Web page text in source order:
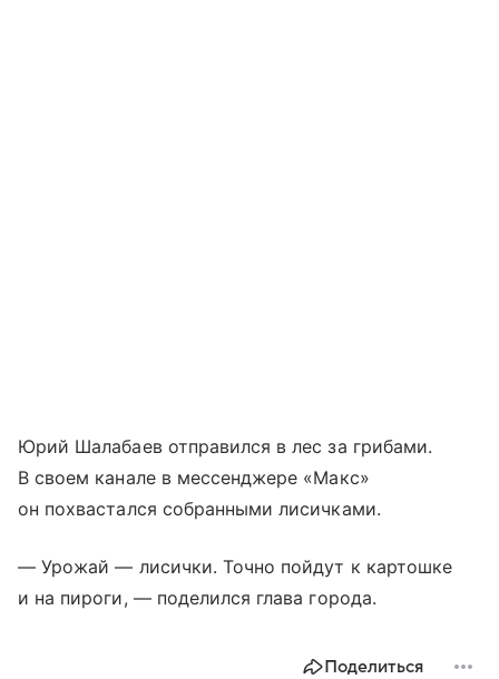
Юрий Шалабаев отправился в лес за грибами.
В своем канале в мессенджере «Макс»
он похвастался собранными лисичками.
— Урожай — лисички. Точно пойдут к картошке
и на пироги, — поделился глава города.
Поделиться